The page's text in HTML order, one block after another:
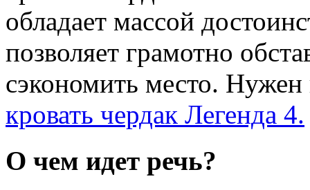
обладает массой
позволяет грамотно
сэкономить место.
кровать чердак Легенда 4.
О чем идет речь?